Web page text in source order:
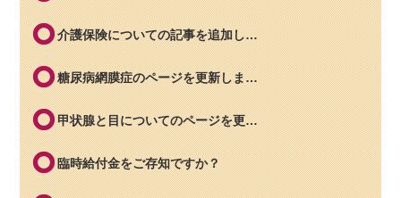
介護保険についての記事を追加し…
糖尿病網膜症のページを更新しま…
甲状腺と目についてのページを更…
臨時給付金をご存知ですか？